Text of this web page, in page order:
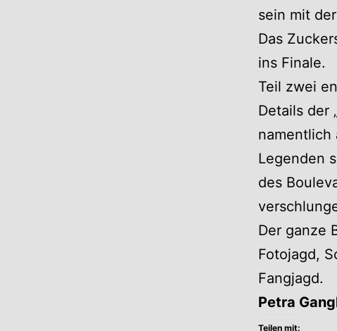
sein mit
Das
ins Finale.
Teil zwei
Details der
namentlich
Legenden
des
Der ganze
Fotojagd,
Fangjagd.
Petra
Teilen mit: